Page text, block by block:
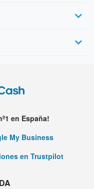
en España!
My Business
en Trustpilot